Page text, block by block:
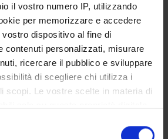
il vostro numero IP, utilizzando
per memorizzare e accedere
dispositivo al fine di
contenuti personalizzati, misurare
ricercare il pubblico e sviluppare
di scegliere chi utilizza i
scopi. Le vostre scelte in materia di
il proprio consenso in qualsiasi